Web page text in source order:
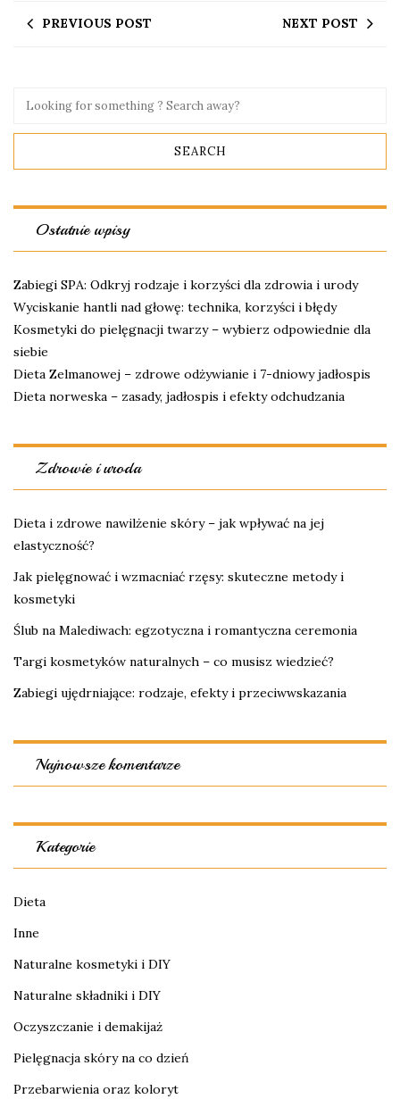
PREVIOUS POST NEXT POST
Ostatnie wpisy
Zabiegi SPA: Odkryj rodzaje i korzyści dla zdrowia i urody
Wyciskanie hantli nad głowę: technika, korzyści i błędy
Kosmetyki do pielęgnacji twarzy – wybierz odpowiednie dla
siebie
Dieta Zelmanowej – zdrowe odżywianie i 7-dniowy jadłospis
Dieta norweska – zasady, jadłospis i efekty odchudzania
Zdrowie i uroda
Dieta i zdrowe nawilżenie skóry – jak wpływać na jej
elastyczność?
Jak pielęgnować i wzmacniać rzęsy: skuteczne metody i
kosmetyki
Ślub na Malediwach: egzotyczna i romantyczna ceremonia
Targi kosmetyków naturalnych – co musisz wiedzieć?
Zabiegi ujędrniające: rodzaje, efekty i przeciwwskazania
Najnowsze komentarze
Kategorie
Dieta
Inne
Naturalne kosmetyki i DIY
Naturalne składniki i DIY
Oczyszczanie i demakijaż
Pielęgnacja skóry na co dzień
Przebarwienia oraz koloryt